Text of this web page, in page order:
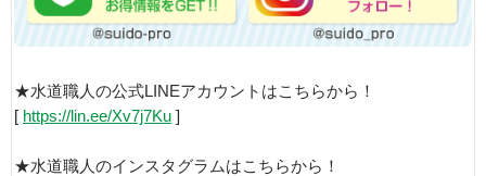
★水道職人の公式LINEアカウントはこちらから！
[ https://lin.ee/Xv7j7Ku ]
★水道職人のインスタグラムはこちらから！